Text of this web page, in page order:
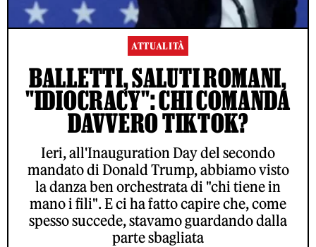
ATTUALITÀ
BALLETTI, SALUTI ROMANI,
"IDIOCRACY": CHI COMANDA
DAVVERO TIKTOK?
Ieri, all'Inauguration Day del secondo
mandato di Donald Trump, abbiamo visto
la danza ben orchestrata di "chi tiene in
mano i fili". E ci ha fatto capire che, come
spesso succede, stavamo guardando dalla
parte sbagliata